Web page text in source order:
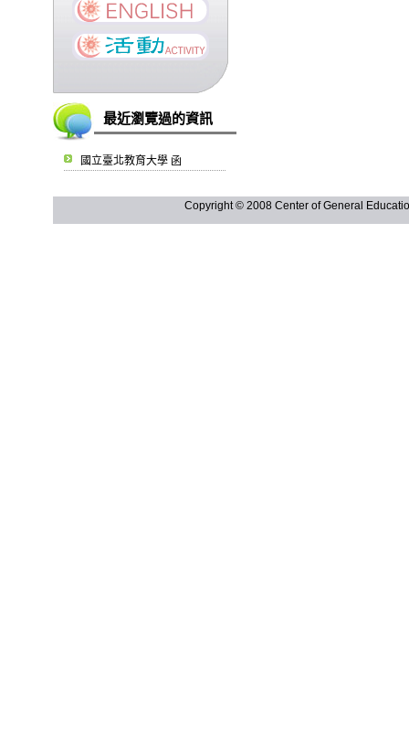
最近瀏覽過的資訊
國立臺北教育大學 函
Copyright © 2008 Center of General